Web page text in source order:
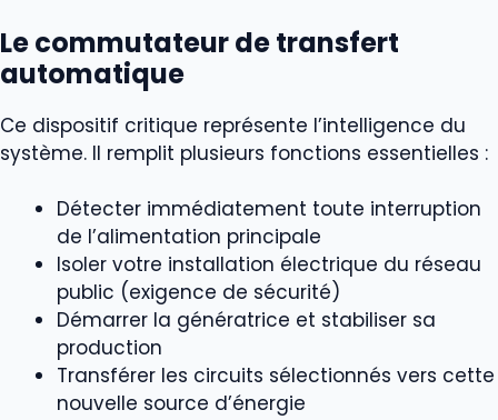
Le commutateur de transfert
automatique
Ce dispositif critique représente l’intelligence du
système. Il remplit plusieurs fonctions essentielles :
Détecter immédiatement toute interruption
de l’alimentation principale
Isoler votre installation électrique du réseau
public (exigence de sécurité)
Démarrer la génératrice et stabiliser sa
production
Transférer les circuits sélectionnés vers cette
nouvelle source d’énergie